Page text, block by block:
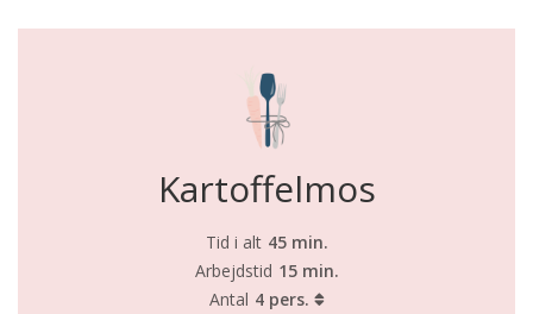
Kartoffelmos
Tid i alt 45 min.
Arbejdstid 15 min.
Antal 4 pers.